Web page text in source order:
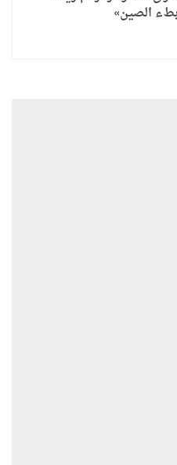
الصين»